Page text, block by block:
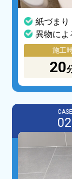
紙づまり
異物によ
施工
20
CASE
02